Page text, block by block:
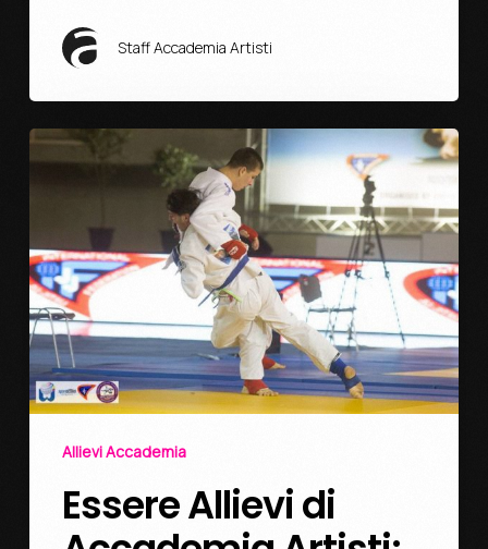
Staff Accademia Artisti
Allievi Accademia
Essere Allievi di